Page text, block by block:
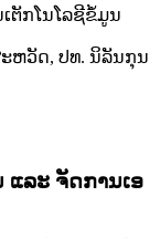
ຕັກໂນໂລຊີຂໍ້ມູນ
ຫວັດ, ປທ. ນິລັນກຸນ
ແລະ ຈັດການເອ